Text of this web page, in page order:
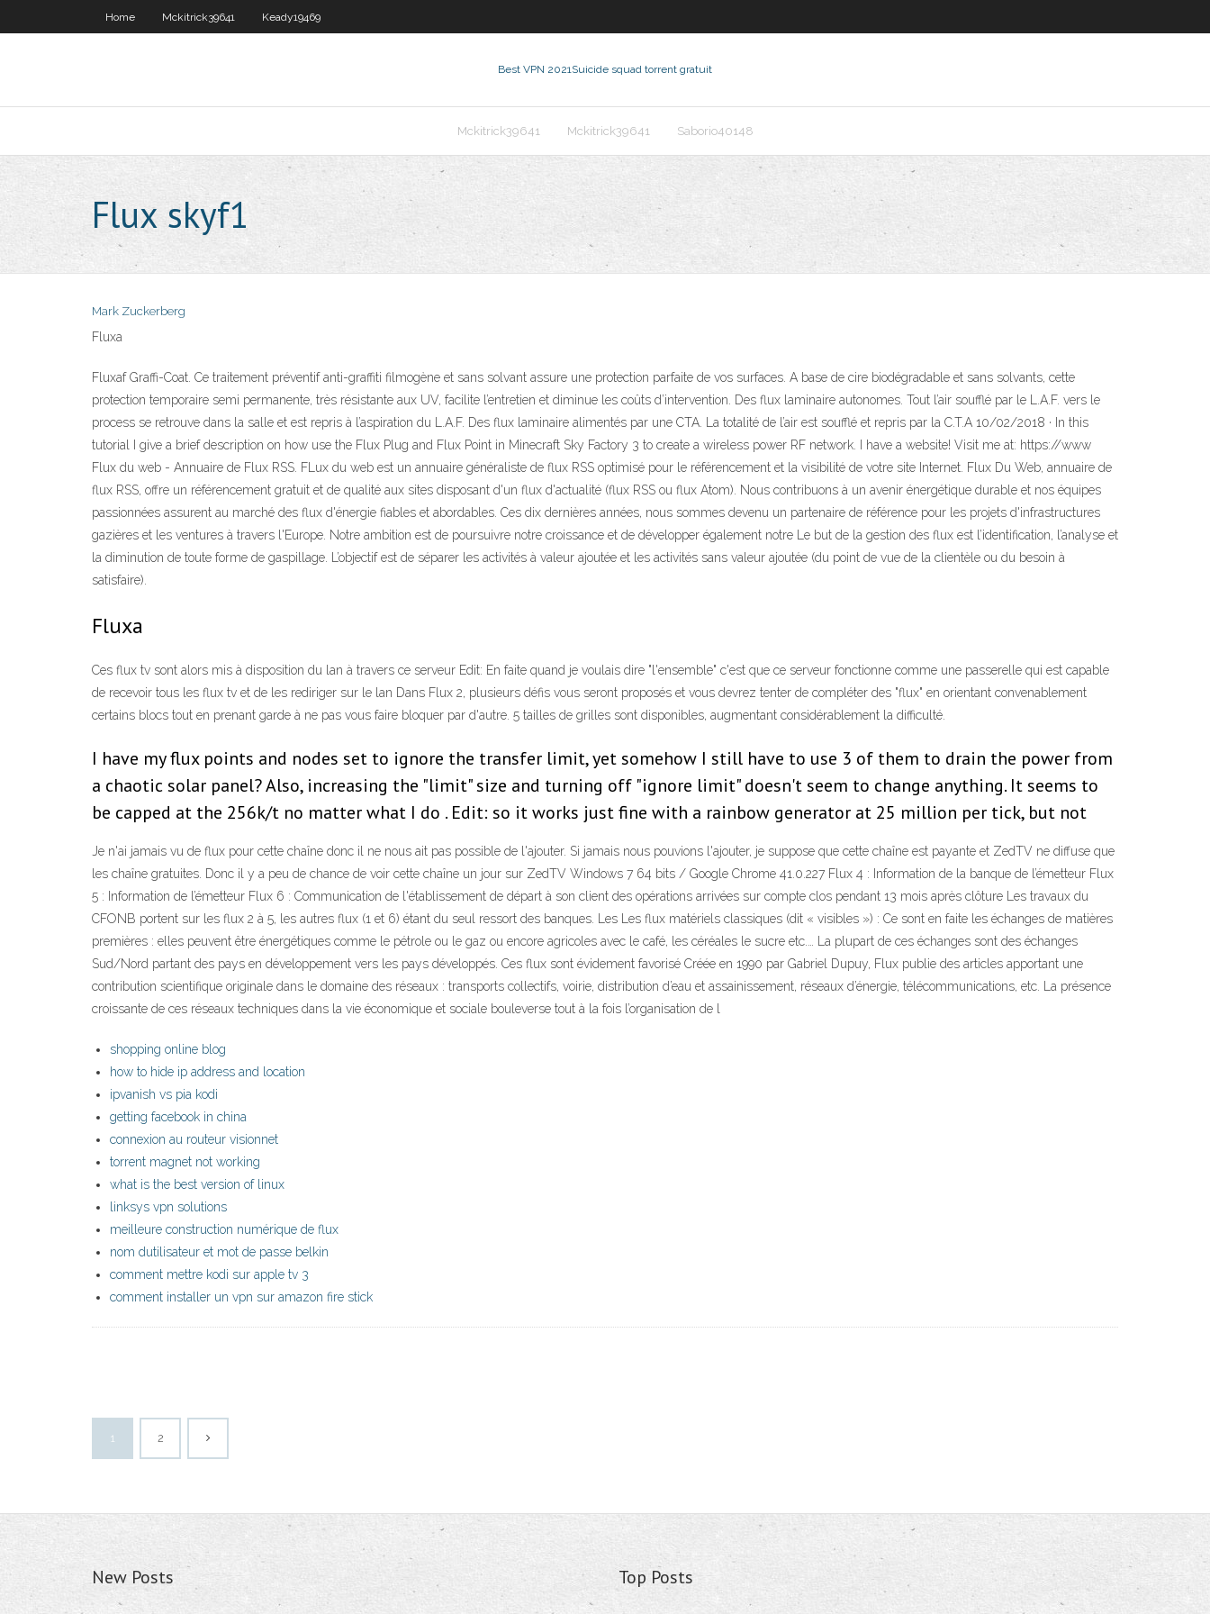
Home Mckitrick39641 Keady19469
Best VPN 2021Suicide squad torrent gratuit
Mckitrick39641 Mckitrick39641 Saborio40148
Flux skyf1
Mark Zuckerberg
Fluxa
Fluxaf Graffi-Coat. Ce traitement préventif anti-graffiti filmogène et sans solvant assure une protection parfaite de vos surfaces. A base de cire biodégradable et sans solvants, cette
protection temporaire semi permanente, très résistante aux UV, facilite l’entretien et diminue les coûts d’intervention. Des flux laminaire autonomes. Tout l’air soufflé par le L.A.F. vers le
process se retrouve dans la salle et est repris à l’aspiration du L.A.F. Des flux laminaire alimentés par une CTA. La totalité de l’air est soufflé et repris par la C.T.A 10/02/2018 · In this
tutorial I give a brief description on how use the Flux Plug and Flux Point in Minecraft Sky Factory 3 to create a wireless power RF network. I have a website! Visit me at: https://www
Flux du web - Annuaire de Flux RSS. FLux du web est un annuaire généraliste de flux RSS optimisé pour le référencement et la visibilité de votre site Internet. Flux Du Web, annuaire de
flux RSS, offre un référencement gratuit et de qualité aux sites disposant d'un flux d'actualité (flux RSS ou flux Atom). Nous contribuons à un avenir énergétique durable et nos équipes
passionnées assurent au marché des flux d'énergie fiables et abordables. Ces dix dernières années, nous sommes devenu un partenaire de référence pour les projets d'infrastructures
gazières et les ventures à travers l'Europe. Notre ambition est de poursuivre notre croissance et de développer également notre Le but de la gestion des flux est l’identification, l’analyse et
la diminution de toute forme de gaspillage. L’objectif est de séparer les activités à valeur ajoutée et les activités sans valeur ajoutée (du point de vue de la clientèle ou du besoin à
satisfaire).
Fluxa
Ces flux tv sont alors mis à disposition du lan à travers ce serveur Edit: En faite quand je voulais dire "l'ensemble" c'est que ce serveur fonctionne comme une passerelle qui est capable
de recevoir tous les flux tv et de les rediriger sur le lan Dans Flux 2, plusieurs défis vous seront proposés et vous devrez tenter de compléter des "flux" en orientant convenablement
certains blocs tout en prenant garde à ne pas vous faire bloquer par d'autre. 5 tailles de grilles sont disponibles, augmentant considérablement la difficulté.
I have my flux points and nodes set to ignore the transfer limit, yet somehow I still have to use 3 of them to drain the power from
a chaotic solar panel? Also, increasing the "limit" size and turning off "ignore limit" doesn't seem to change anything. It seems to
be capped at the 256k/t no matter what I do . Edit: so it works just fine with a rainbow generator at 25 million per tick, but not
Je n'ai jamais vu de flux pour cette chaîne donc il ne nous ait pas possible de l'ajouter. Si jamais nous pouvions l'ajouter, je suppose que cette chaîne est payante et ZedTV ne diffuse que
les chaîne gratuites. Donc il y a peu de chance de voir cette chaîne un jour sur ZedTV Windows 7 64 bits / Google Chrome 41.0.227 Flux 4 : Information de la banque de l’émetteur Flux
5 : Information de l’émetteur Flux 6 : Communication de l'établissement de départ à son client des opérations arrivées sur compte clos pendant 13 mois après clôture Les travaux du
CFONB portent sur les flux 2 à 5, les autres flux (1 et 6) étant du seul ressort des banques. Les Les flux matériels classiques (dit « visibles ») : Ce sont en faite les échanges de matières
premières : elles peuvent être énergétiques comme le pétrole ou le gaz ou encore agricoles avec le café, les céréales le sucre etc.… La plupart de ces échanges sont des échanges
Sud/Nord partant des pays en développement vers les pays développés. Ces flux sont évidement favorisé Créée en 1990 par Gabriel Dupuy, Flux publie des articles apportant une
contribution scientifique originale dans le domaine des réseaux : transports collectifs, voirie, distribution d’eau et assainissement, réseaux d’énergie, télécommunications, etc. La présence
croissante de ces réseaux techniques dans la vie économique et sociale bouleverse tout à la fois l’organisation de l
shopping online blog
how to hide ip address and location
ipvanish vs pia kodi
getting facebook in china
connexion au routeur visionnet
torrent magnet not working
what is the best version of linux
linksys vpn solutions
meilleure construction numérique de flux
nom dutilisateur et mot de passe belkin
comment mettre kodi sur apple tv 3
comment installer un vpn sur amazon fire stick
1 2
New Posts Top Posts